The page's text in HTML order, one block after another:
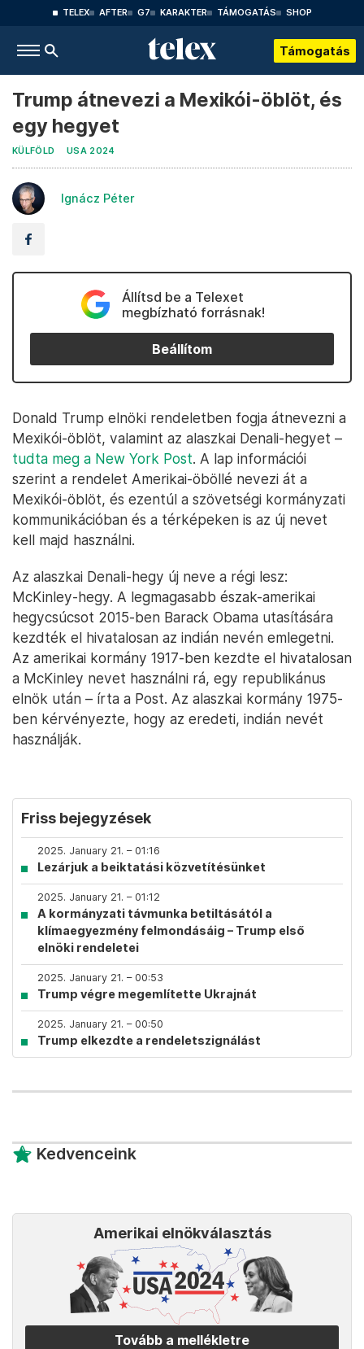
TELEX AFTER G7 KARAKTER TÁMOGATÁS SHOP
Támogatás
Trump átnevezi a Mexikói-öblöt, és
egy hegyet
KÜLFÖLD USA 2024
Ignácz Péter
Állítsd be a Telexet
megbízható forrásnak!
Beállítom
Donald Trump elnöki rendeletben fogja átnevezni a
Mexikói-öblöt, valamint az alaszkai Denali-hegyet –
tudta meg a New York Post. A lap információi
szerint a rendelet Amerikai-öböllé nevezi át a
Mexikói-öblöt, és ezentúl a szövetségi kormányzati
kommunikációban és a térképeken is az új nevet
kell majd használni.
Az alaszkai Denali-hegy új neve a régi lesz:
McKinley-hegy. A legmagasabb észak-amerikai
hegycsúcsot 2015-ben Barack Obama utasítására
kezdték el hivatalosan az indián nevén emlegetni.
Az amerikai kormány 1917-ben kezdte el hivatalosan
a McKinley nevet használni rá, egy republikánus
elnök után – írta a Post. Az alaszkai kormány 1975-
ben kérvényezte, hogy az eredeti, indián nevét
használják.
Friss bejegyzések
2025. January 21. – 01:16
Lezárjuk a beiktatási közvetítésünket
2025. January 21. – 01:12
A kormányzati távmunka betiltásától a
klímaegyezmény felmondásáig – Trump első
elnöki rendeletei
2025. January 21. – 00:53
Trump végre megemlítette Ukrajnát
2025. January 21. – 00:50
Trump elkezdte a rendeletszignálást
Kedvenceink
Amerikai elnökválasztás
Tovább a mellékletre